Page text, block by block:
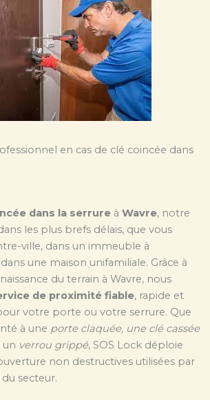
en cas de clé coincée dans
dans la serrure à Wavre, notre
les plus brefs délais, que vous
ville, dans un immeuble à
une maison unifamiliale. Grâce à
du terrain à Wavre, nous
de proximité fiable, rapide et
votre porte ou votre serrure. Que
à une porte claquée, une clé cassée
un verrou grippé, SOS Lock déploie
non destructives utilisées par
secteur.